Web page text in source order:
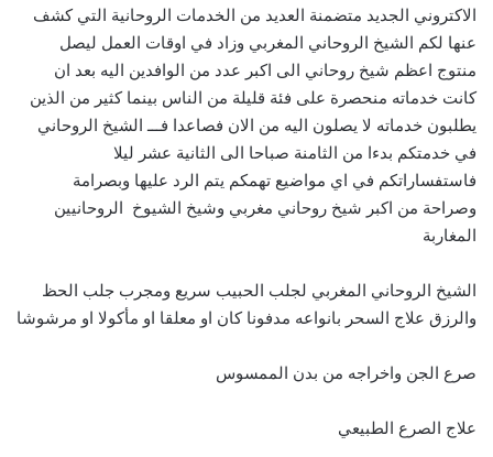
الاكتروني الجديد متضمنة العديد من الخدمات الروحانية التي كشف
عنها لكم الشيخ الروحاني المغربي وزاد في اوقات العمل ليصل
منتوج اعظم شيخ روحاني الى اكبر عدد من الوافدين اليه بعد ان
كانت خدماته منحصرة على فئة قليلة من الناس بينما كثير من الذين
يطلبون خدماته لا يصلون اليه من الان فصاعدا فـــ الشيخ الروحاني
في خدمتكم بدءا من الثامنة صباحا الى الثانية عشر ليلا
فاستفساراتكم في اي مواضيع تهمكم يتم الرد عليها وبصرامة
وصراحة من اكبر شيخ روحاني مغربي وشيخ الشيوخ الروحانيين
المغاربة
الشيخ الروحاني المغربي لجلب الحبيب سريع ومجرب جلب الحظ
والرزق علاج السحر بانواعه مدفونا كان او معلقا او مأكولا او مرشوشا
صرع الجن واخراجه من بدن الممسوس
علاج الصرع الطبيعي